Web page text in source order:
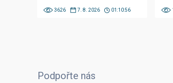
3626 7. 8. 2026 01:10:56
Podpořte nás